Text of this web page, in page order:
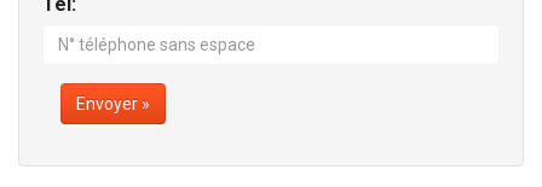
Envoyer »